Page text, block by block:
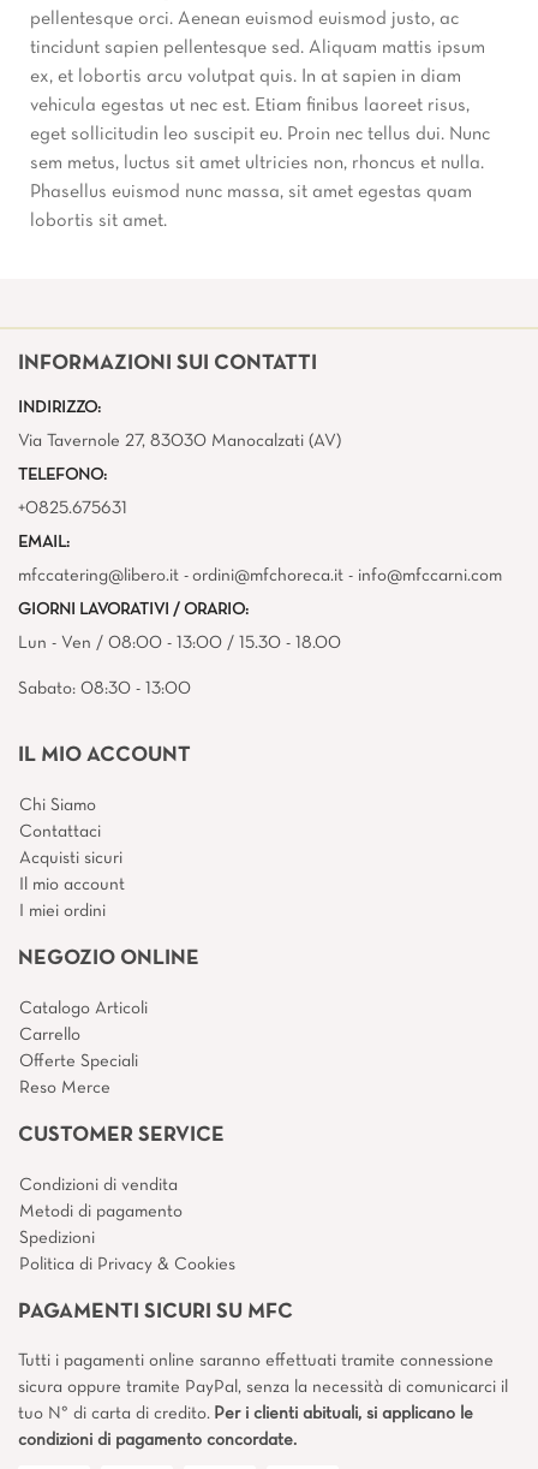
pellentesque orci. Aenean euismod euismod justo, ac
tincidunt sapien pellentesque sed. Aliquam mattis ipsum
ex, et lobortis arcu volutpat quis. In at sapien in diam
vehicula egestas ut nec est. Etiam finibus laoreet risus,
eget sollicitudin leo suscipit eu. Proin nec tellus dui. Nunc
sem metus, luctus sit amet ultricies non, rhoncus et nulla.
Phasellus euismod nunc massa, sit amet egestas quam
lobortis sit amet.
INFORMAZIONI SUI CONTATTI
INDIRIZZO:
Via Tavernole 27, 83030 Manocalzati (AV)
TELEFONO:
+0825.675631
EMAIL:
mfccatering@libero.it - ordini@mfchoreca.it - info@mfccarni.com
GIORNI LAVORATIVI / ORARIO:
Lun - Ven / 08:00 - 13:00 / 15.30 - 18.00
Sabato: 08:30 - 13:00
IL MIO ACCOUNT
Chi Siamo
Contattaci
Acquisti sicuri
Il mio account
I miei ordini
NEGOZIO ONLINE
Catalogo Articoli
Carrello
Offerte Speciali
Reso Merce
CUSTOMER SERVICE
Condizioni di vendita
Metodi di pagamento
Spedizioni
Politica di Privacy & Cookies
PAGAMENTI SICURI SU MFC
Tutti i pagamenti online saranno effettuati tramite connessione
sicura oppure tramite PayPal, senza la necessità di comunicarci il
tuo N° di carta di credito. Per i clienti abituali, si applicano le
condizioni di pagamento concordate.